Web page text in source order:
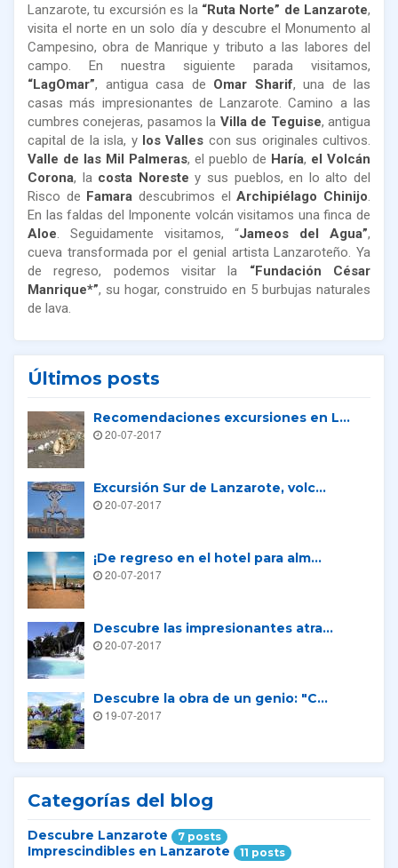
Lanzarote, tu excursión es la “Ruta Norte” de Lanzarote,
visita el norte en un solo día y descubre el Monumento al
Campesino, obra de Manrique y tributo a las labores del
campo. En nuestra siguiente parada visitamos,
“LagOmar”, antigua casa de Omar Sharif, una de las
casas más impresionantes de Lanzarote. Camino a las
cumbres conejeras, pasamos la Villa de Teguise, antigua
capital de la isla, y los Valles con sus originales cultivos.
Valle de las Mil Palmeras, el pueblo de Haría, el Volcán
Corona, la costa Noreste y sus pueblos, en lo alto del
Risco de Famara descubrimos elArchipiélago Chinijo.
En las faldas del Imponente volcán visitamos una finca de
Aloe. Seguidamente visitamos, “Jameos del Agua”,
cueva transformada por el genial artista Lanzaroteño. Ya
de regreso, podemos visitar la “Fundación César
Manrique*”, su hogar, construido en 5 burbujas naturales
de lava.
Últimos posts
Recomendaciones excursiones en L...
20-07-2017
Excursión Sur de Lanzarote, volc...
20-07-2017
¡De regreso en el hotel para alm...
20-07-2017
Descubre las impresionantes atra...
20-07-2017
Descubre la obra de un genio: "C...
19-07-2017
Categorías del blog
Descubre Lanzarote 7 posts
Imprescindibles en Lanzarote 11 posts